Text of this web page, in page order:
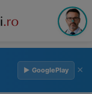
▶ GooglePlay ×